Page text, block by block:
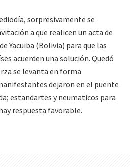
sorpresivamente se
a que realicen un acta de
Yacuiba (Bolivia) para que las
acuerden una solución. Quedó
se levanta en forma
dejaron en el puente
estandartes y neumaticos para
respuesta favorable.